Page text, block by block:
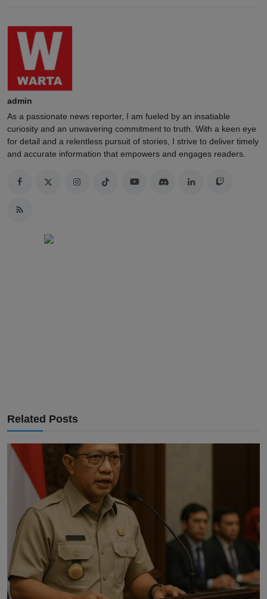
admin
As a passionate news reporter, I am fueled by an insatiable
curiosity and an unwavering commitment to truth. With a keen eye
for detail and a relentless pursuit of stories, I strive to deliver timely
and accurate information that empowers and engages readers.
Related Posts